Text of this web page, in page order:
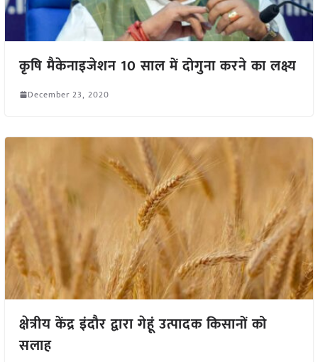
कृषि मैकेनाइजेशन 10 साल में दोगुना करने का लक्ष्य
December 23, 2020
क्षेत्रीय केंद्र इंदौर द्वारा गेहूं उत्पादक किसानों को
सलाह